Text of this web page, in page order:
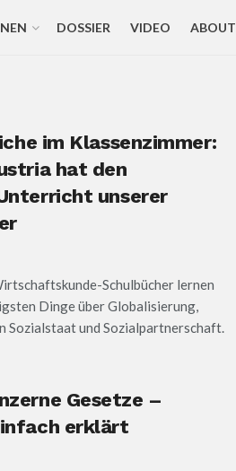
DOSSIER VIDEO ABOUT
im Klassenzimmer:
hat den
unserer
Schulbücher lernen
Dinge über Globalisierung,
Sozialstaat und Sozialpartnerschaft.
Gesetze –
erklärt